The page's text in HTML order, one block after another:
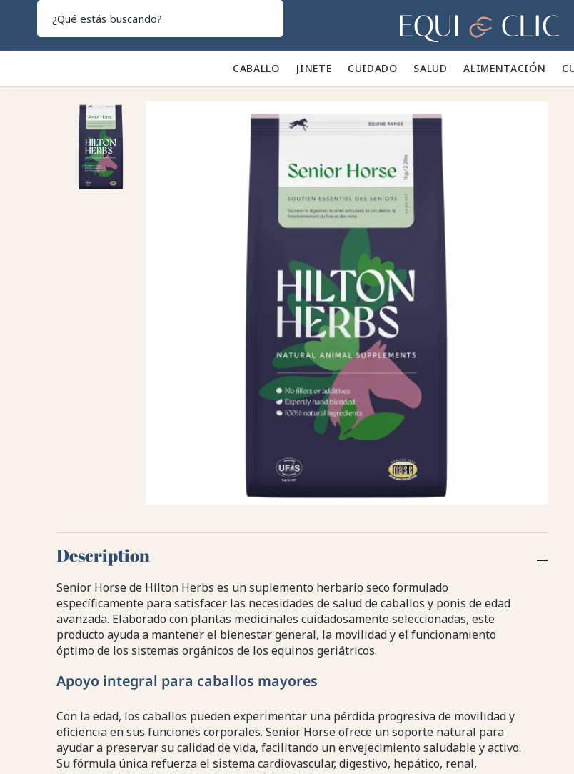
Hogar
CABALLO 🐎 JINETE 👕 CUIDADO 🪮 SALUD ✨ALIMENTACIÓN 🥕
Description
Senior Horse de Hilton Herbs es un suplemento herbario seco formulado
específicamente para satisfacer las necesidades de salud de caballos y ponis de edad
avanzada. Elaborado con plantas medicinales cuidadosamente seleccionadas, este
producto ayuda a mantener el bienestar general, la movilidad y el funcionamiento
óptimo de los sistemas orgánicos de los equinos geriátricos.
Apoyo integral para caballos mayores
Con la edad, los caballos pueden experimentar una pérdida progresiva de movilidad y
eficiencia en sus funciones corporales. Senior Horse ofrece un soporte natural para
ayudar a preservar su calidad de vida, facilitando un envejecimiento saludable y activo.
Su fórmula única refuerza el sistema cardiovascular, digestivo, hepático, renal,